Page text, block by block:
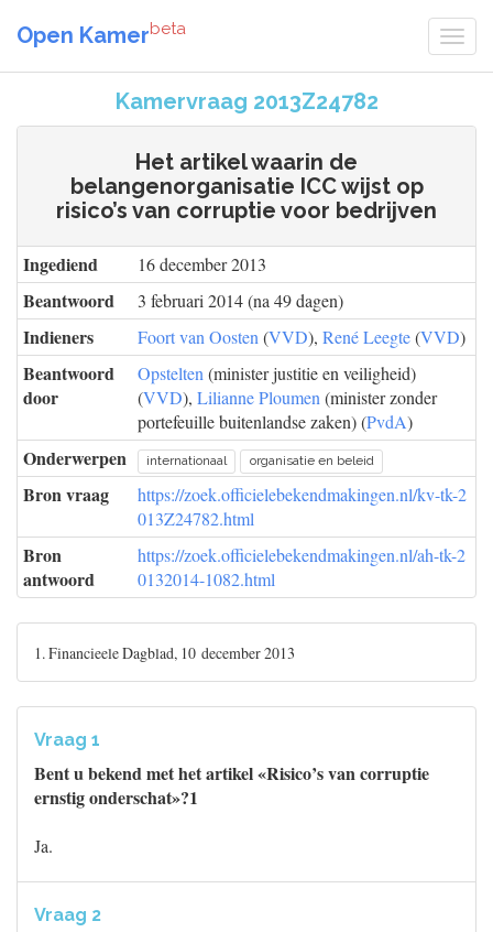
Open Kamerbeta
Kamervraag 2013Z24782
Het artikel waarin de
belangenorganisatie ICC wijst op
risico’s van corruptie voor bedrijven
Ingediend 16 december 2013
Beantwoord 3 februari 2014 (na 49 dagen)
Indieners Foort van Oosten (VVD), René Leegte(VVD)
Beantwoord
door
Opstelten (minister justitie en veiligheid)
(VVD), Lilianne Ploumen (minister zonder
portefeuille buitenlandse zaken) (PvdA)
Onderwerpen internationaal organisatie en beleid
Bron vraag
https://zoek.officielebekendmakingen.nl/kv-tk-2
013Z24782.html
Bron
antwoord
https://zoek.officielebekendmakingen.nl/ah-tk-2
0132014-1082.html
1. Financieele Dagblad, 10 december 2013
Vraag 1
Bent u bekend met het artikel «Risico’s van corruptie
ernstig onderschat»?1
Ja.
Vraag 2